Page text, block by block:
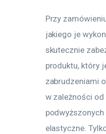
Przy
jakiego je
skutecznie
produktu, który
zabrudzeniami
w zależności
elastyczne.